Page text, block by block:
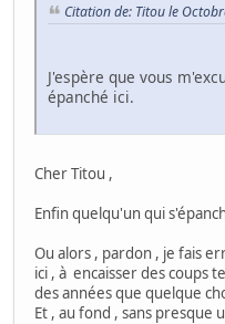
Citation de: Titou le
J'espère que vous
épanché ici.
Cher Titou ,
Enfin quelqu'un qui
Ou alors , pardon , je fais
ici , à encaisser des coups
des années que quelque
Et , au fond , sans presque